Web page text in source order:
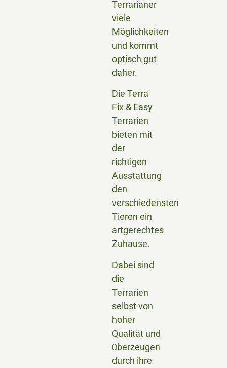
Terrarianer
viele
Möglichkeiten
und kommt
optisch gut
daher.
Die Terra
Fix & Easy
Terrarien
bieten mit
der
richtigen
Ausstattung
den
verschiedensten
Tieren ein
artgerechtes
Zuhause.
Dabei sind
die
Terrarien
selbst von
hoher
Qualität und
überzeugen
durch ihre